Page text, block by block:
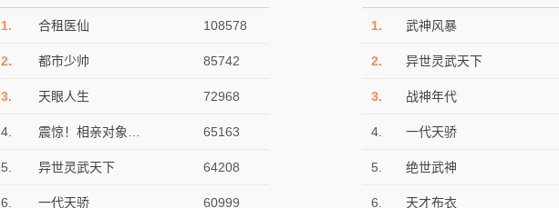
1. 合租医仙 108578
2. 都市少帅 85742
3. 天眼人生 72968
4. 65163
5. 异世灵武天下 64208
6. 一代天骄 60999
1. 武神风暴
2. 异世灵武天下
3. 战神年代
4. 一代天骄
5. 绝世武神
6. 天才布衣